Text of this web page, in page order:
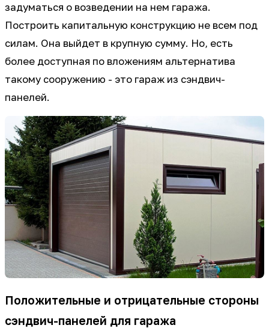
задуматься о возведении на нем гаража.
Построить капитальную конструкцию не всем под
силам. Она выйдет в крупную сумму. Но, есть
более доступная по вложениям альтернатива
такому сооружению - это гараж из сэндвич-
панелей.
Положительные и отрицательные стороны
сэндвич-панелей для гаража